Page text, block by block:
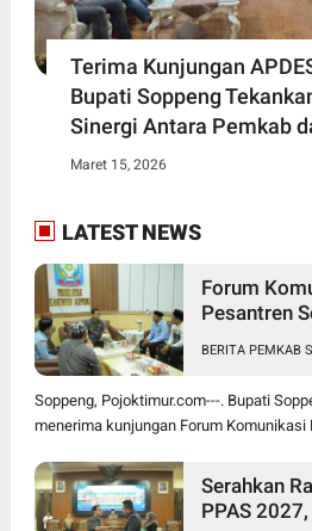
Terima Kunjungan
Bupati Soppeng
Sinergi Antara Pemkab
Maret 15, 2026
LATEST NEWS
Forum
Pesantren
BERITA PEMKAB
Soppeng, Pojoktimur.com---. Bupati
menerima kunjungan Forum Komunikasi
Serahkan
PPAS